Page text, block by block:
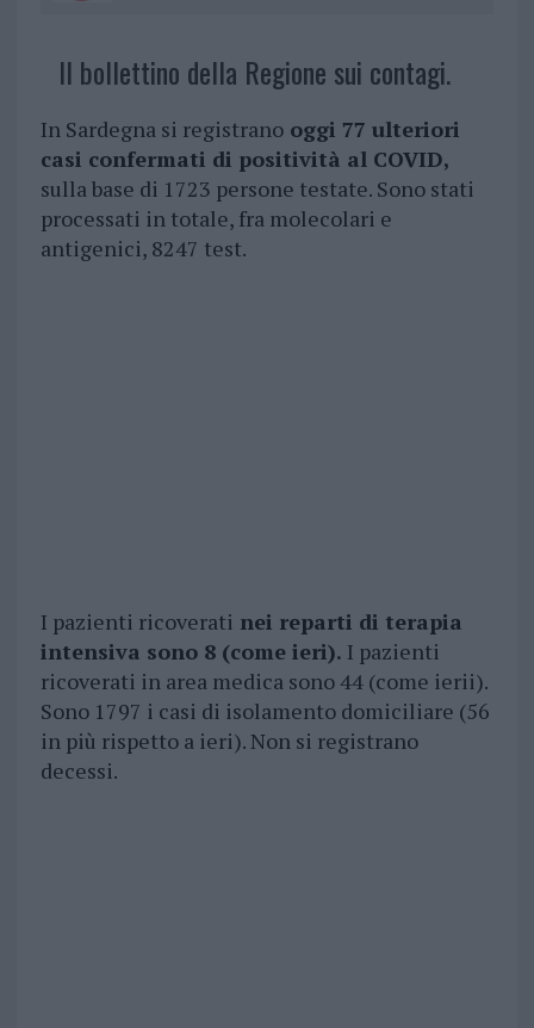
Il bollettino della Regione sui contagi.
In Sardegna si registranooggi 77 ulteriori
casi confermati di positività al COVID,
sulla base di 1723 persone testate. Sono stati
processati in totale, fra molecolari e
antigenici, 8247 test.
I pazienti ricoverati nei reparti di terapia
intensiva sono 8 (come ieri). I pazienti
ricoverati in area medica sono 44 (come ierii).
Sono 1797 i casi di isolamento domiciliare (56
in più rispetto a ieri). Non si registrano
decessi.